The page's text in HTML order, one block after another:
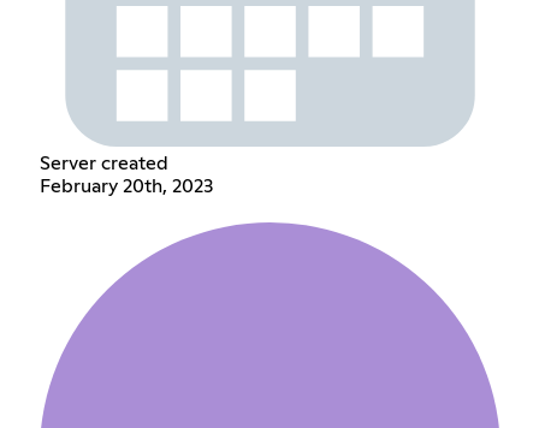
Server created
February 20th, 2023